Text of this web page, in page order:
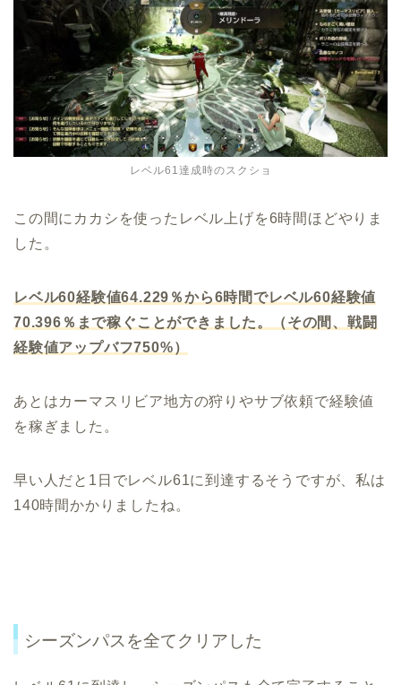
レベル61達成時のスクショ
この間にカカシを使ったレベル上げを6時間ほどやりま
した。
レベル60経験値64.229％から6時間でレベル60経験値
70.396％まで稼ぐことができました。（その間、戦闘
経験値アップバフ750%）
あとはカーマスリビア地方の狩りやサブ依頼で経験値
を稼ぎました。
早い人だと1日でレベル61に到達するそうですが、私は
140時間かかりましたね。
シーズンパスを全てクリアした